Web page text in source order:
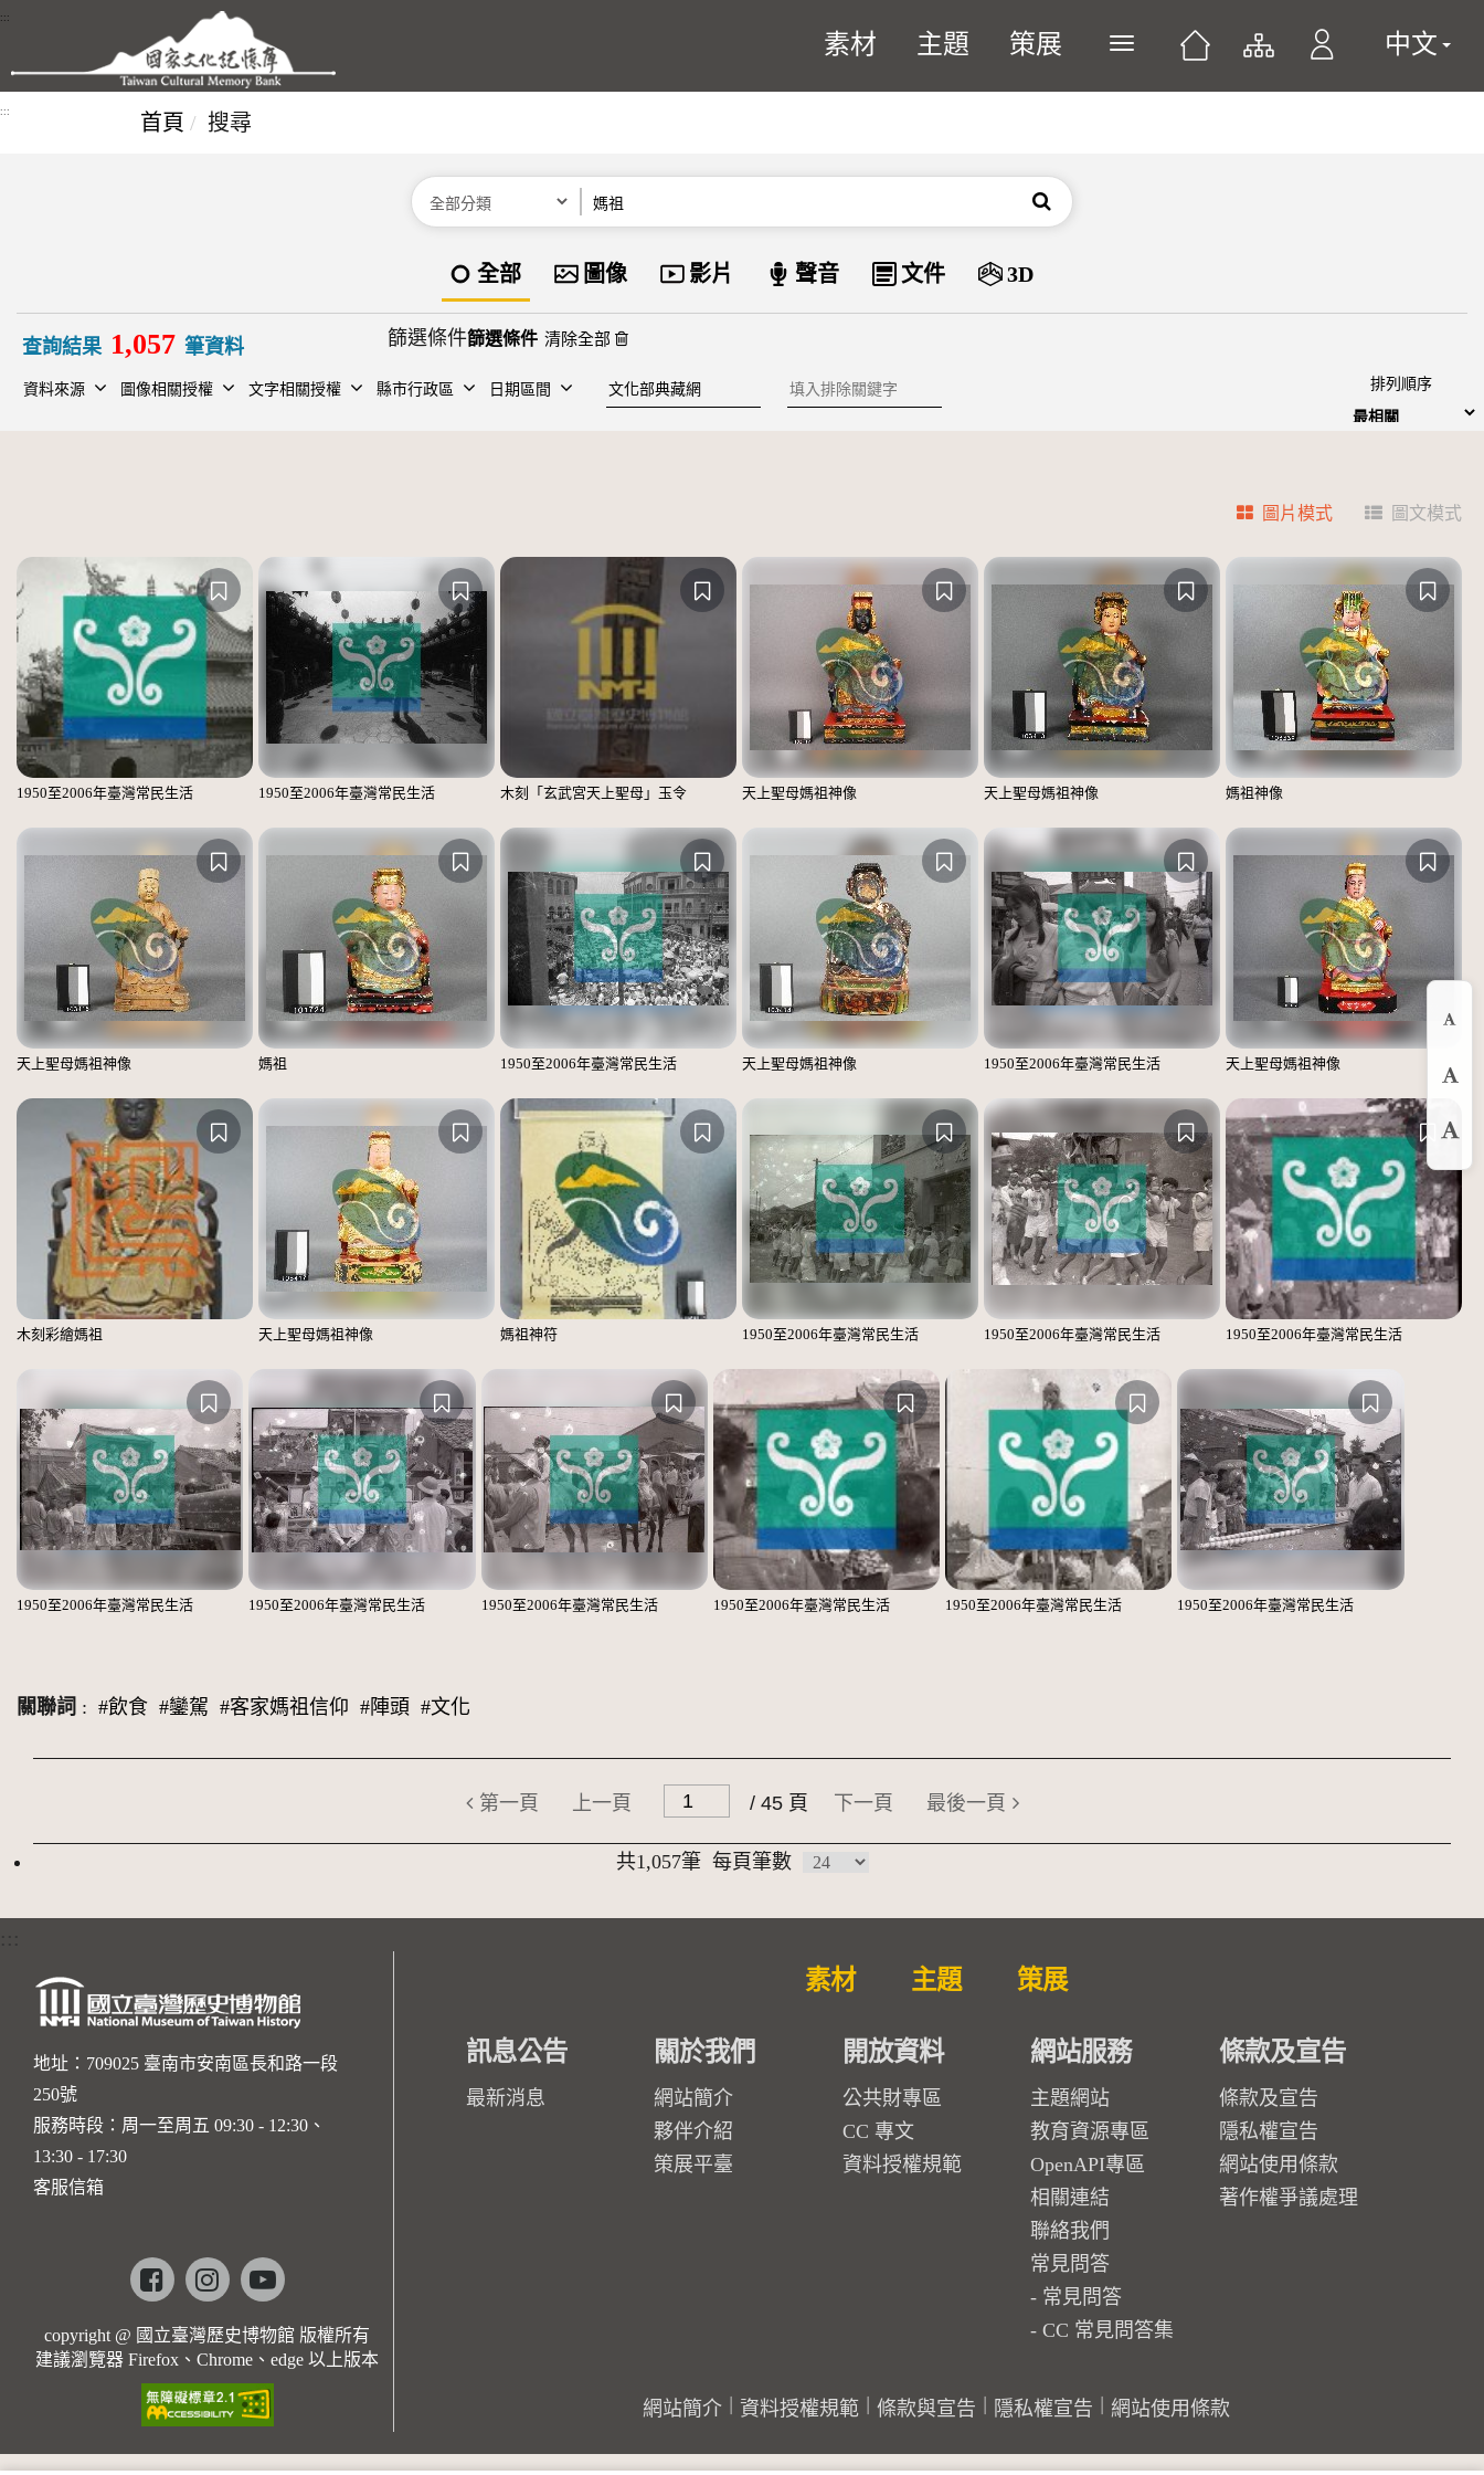
跳到主要內容區塊
:::
素材 主題 策展 展開或關閉主選單 中文
::: 首頁 搜尋
分類 搜尋
資料類型
全部 圖像 影片 聲音 文件 3D
查詢結果 1,057 筆資料 篩選條件 清除全部
資料來源 圖像相關授權 文字相關授權 縣市行政區 日期區間 建檔單位 排除關鍵字 排列順序
圖片模式 圖文模式
1950至2006年臺灣常民生活 1950至2006年臺灣常民生活 木刻「玄武宮天上聖母」玉令 天上聖母媽祖神像 天上聖母媽祖神像 媽祖神像
天上聖母媽祖神像 媽祖 1950至2006年臺灣常民生活 天上聖母媽祖神像 1950至2006年臺灣常民生活 天上聖母媽祖神像
木刻彩繪媽祖 天上聖母媽祖神像 媽祖神符 1950至2006年臺灣常民生活 1950至2006年臺灣常民生活 1950至2006年臺灣常民生活
1950至2006年臺灣常民生活 1950至2006年臺灣常民生活 1950至2006年臺灣常民生活 1950至2006年臺灣常民生活 1950至2006年臺灣常民生活 1950至2006年臺灣常民生活
關聯詞 : #飲食 #鑾駕 #客家媽祖信仰 #陣頭 #文化
第一頁 上一頁 / 45 頁 下一頁 最後一頁
共1,057筆 每頁筆數
放
:::
地址：709025 臺南市安南區長和路一段
250號
服務時段：周一至周五 09:30 - 12:30、
13:30 - 17:30
客服信箱
Facebookinstagramyoutube
copyright @ 國立臺灣歷史博物館 版權所有
建議瀏覽器 Firefox、Chrome、edge 以上版本
素材 主題 策展
訊息公告
最新消息
關於我們
網站簡介
夥伴介紹
策展平臺
開放資料
公共財專區
CC 專文
資料授權規範
網站服務
主題網站
教育資源專區
OpenAPI專區
相關連結
聯絡我們
常見問答
常見問答
CC 常見問答集
條款及宣告
條款及宣告
隱私權宣告
網站使用條款
著作權爭議處理
網站簡介 資料授權規範 條款與宣告 隱私權宣告 網站使用條款